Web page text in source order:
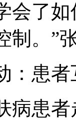
会了
制。”
：患
病患